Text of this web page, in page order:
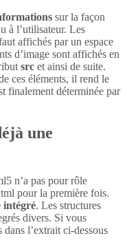
sur la façon
à l’utilisateur. Les
affichés par un espace
d’image sont affichés en
src et ainsi de suite.
ces éléments, il rend le
finalement déterminée par
une
n’a pas pour rôle
pour la première fois.
intégré. Les structures
divers. Si vous
l’extrait ci-dessous